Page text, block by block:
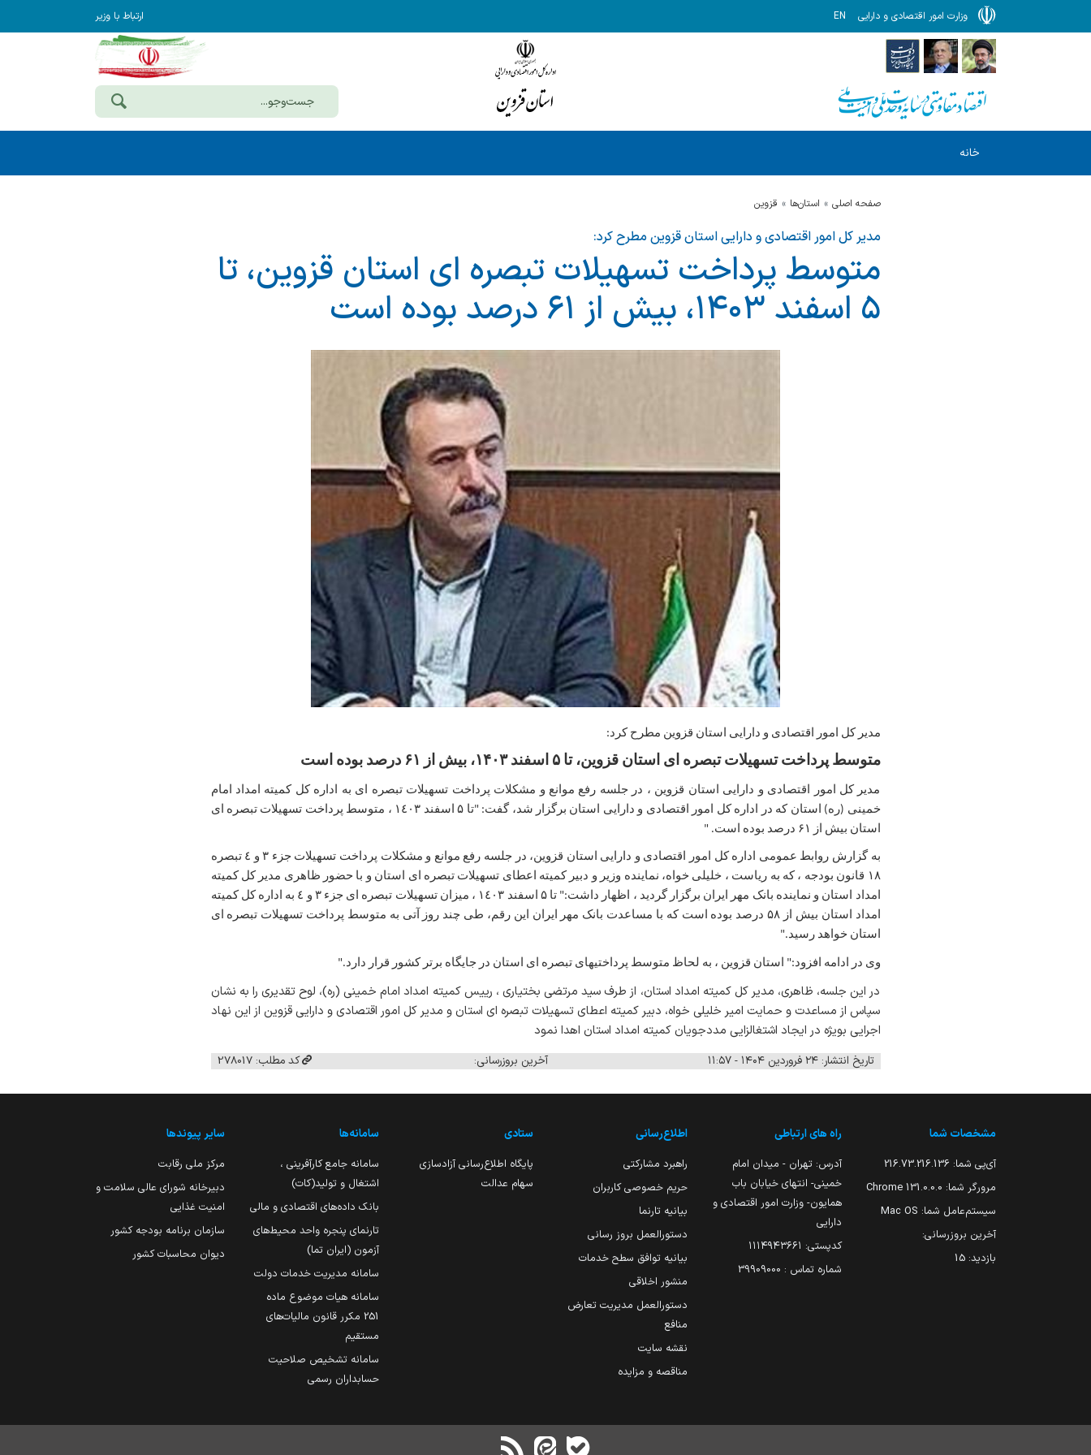
وزارت امور اقتصادی و دارایی EN ارتباط با وزیر
خانه
صفحه اصلی استان‌ها قزوين
مدیر کل امور اقتصادی و دارایی استان قزوین مطرح کرد:
متوسط پرداخت تسهیلات تبصره ای استان قزوین، تا
۵ اسفند ۱۴۰۳، بیش از ۶۱ درصد بوده است
مدیر کل امور اقتصادی و دارایی استان قزوین مطرح کرد:
متوسط پرداخت تسهیلات تبصره ای استان قزوین، تا ۵ اسفند ۱۴۰۳، بیش از ۶۱ درصد بوده است
مدیر کل امور اقتصادی و دارایی استان قزوین ، در جلسه رفع موانع و مشکلات پرداخت تسهیلات تبصره ای به اداره کل کمیته امداد امام
خمینی (ره) استان که در اداره کل امور اقتصادی و دارایی استان برگزار شد، گفت: "تا ۵ اسفند ۱٤۰۳ ، متوسط پرداخت تسهیلات تبصره ای
استان بیش از ۶۱ درصد بوده است. "
به گزارش روابط عمومی اداره کل امور اقتصادی و دارایی استان قزوین، در جلسه رفع موانع و مشکلات پرداخت تسهیلات جزء ٣ و ٤ تبصره
۱۸ قانون بودجه ، که به ریاست ، خلیلی خواه، نماینده وزیر و دبیر کمیته اعطای تسهیلات تبصره ای استان و با حضور ظاهری مدیر کل کمیته
امداد استان و نماینده بانک مهر ایران برگزار گردید ، اظهار داشت:" تا ۵ اسفند ۱٤۰۳ ، میزان تسهیلات تبصره ای جزء ٣ و ٤ به اداره کل کمیته
امداد استان بیش از ۵۸ درصد بوده است که با مساعدت بانک مهر ایران این رقم، طی چند روز آتی به متوسط پرداخت تسهیلات تبصره ای
استان خواهد رسید."
وی در ادامه افزود:" استان قزوین ، به لحاظ متوسط پرداختیهای تبصره ای استان در جایگاه برتر کشور قرار دارد."
در این جلسه، ظاهری، مدیر کل کمیته امداد استان، از طرف سید مرتضی بختیاری ، رییس کمیته امداد امام خمینی (ره)، لوح تقدیری را به نشان
سپاس از مساعدت و حمایت امیر خلیلی خواه، دبیر کمیته اعطای تسهیلات تبصره ای استان و مدیر کل امور اقتصادی و دارایی قزوین از این نهاد
اجرایی بویژه در ایجاد اشتغالزایی مددجویان کمیته امداد استان اهدا نمود
تاریخ انتشار: ۲۴ فروردین ۱۴۰۴ - ۱۱:۵۷ آخرین بروزرسانی: کد مطلب: 278017
مشخصات شما
آی‌پی شما: 216.73.216.136
مرورگر شما: 131.0.0.0 Chrome
سیستم‌عامل شما: Mac OS
آخرین بروزرسانی:
بازدید: 15
راه های ارتباطی
آدرس: تهران - میدان امام
خمینی- انتهای خیابان باب
همایون- وزارت امور اقتصادی و
دارایی
کدپستی: ۱۱۱۴۹۴۳۶۶۱
شماره تماس : 39909000
اطلاع‌رسانی
راهبرد مشارکتی
حریم خصوصی کاربران
بیانیه تارنما
دستورالعمل بروز رسانی
بیانیه توافق سطح خدمات
منشور اخلاقی
دستورالعمل مدیریت تعارض
منافع
نقشه سایت
مناقصه و مزایده
ستادی
پایگاه اطلاع‌رسانی آزادسازی
سهام عدالت
سامانه‌ها
سامانه جامع کارآفرینی ،
اشتغال و تولید(کات)
بانک داده‌های اقتصادی و مالی
تارنمای پنجره واحد محیط‌های
آزمون (ایران تما)
سامانه مدیریت خدمات دولت
سامانه هیات موضوع ماده
251 مکرر قانون مالیات‌های
مستقیم
سامانه تشخیص صلاحیت
حسابداران رسمی
سایر پیوندها
مرکز ملی رقابت
دبیرخانه شورای عالی سلامت و
امنیت غذایی
سازمان برنامه بودجه کشور
دیوان محاسبات کشور